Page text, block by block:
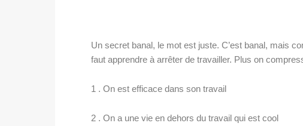
Un secret banal, le mot est juste. C’est banal, mais
faut apprendre à arrêter de travailler. Plus on
1 . On est efficace dans son travail
2 . On a une vie en dehors du travail qui est cool